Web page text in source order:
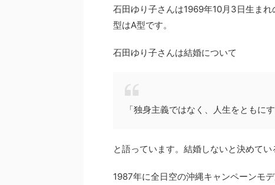
石田ゆり子さんは1969年10月3日生ま
型はA型です。
石田ゆり子さんは結婚について
「独身主義ではなく、人生をともに
と語っています。結婚しないと決めてい
1987年に全日空の沖縄キャンペーンモ